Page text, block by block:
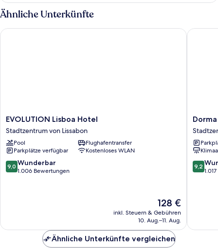
Ähnliche Unterkünfte
EVOLUTION
Lisboa
Hotel
Stadtzentrum
von
Lissabon
EVOLUTION Lisboa Hotel
Stadtzentrum von Lissabon
Pool
Flughafentransfer
Parkplätze verfügbar
Kostenloses WLAN
9.0
von
9,0 Wunderbar
1.006 Bewertungen
Der
Preis
beträgt
128 €
inkl. Steuern & Gebühren
10. Aug.–11. Aug.
EVOLUTION Lisboa Hotel
Dorma
von
Lissabon
9.2
von
9,2
Dorma
Ähnliche Unterkünfte vergleichen